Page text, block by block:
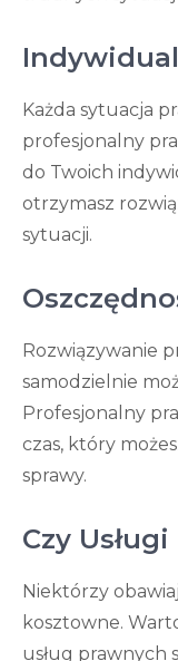
Każda sytuacja
profesjonalny
do Twoich
otrzymasz
sytuacji.
Rozwiązywanie
samodzielnie
Profesjonalny
czas, który
sprawy.
Czy
Niektórzy
kosztowne.
usług prawnych